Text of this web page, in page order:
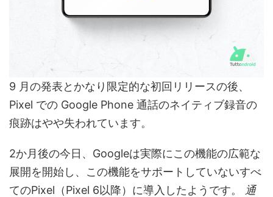
9 月の発表とかなり限定的な初回リリースの後、
Pixel での Google Phone 通話のネイティブ録音の
痕跡はやや失われています。
2か月後の今日、Googleは実際にこの機能の広範な
展開を開始し、この機能をサポートしていないすべ
てのPixel（Pixel 6以降）に導入したようです。
通